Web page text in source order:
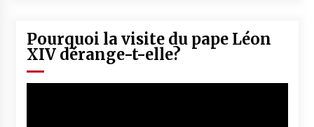
Pourquoi la visite du pape Léon
XIV dérange-t-elle?